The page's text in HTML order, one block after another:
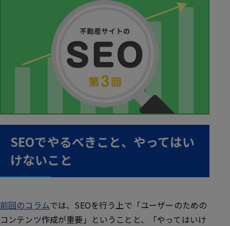
SEOでやるべきこと、やってはい
けないこと
前回のコラムでは、SEOを行う上で「ユーザーのための
コンテンツ作成が重要」ということと、「やってはいけ